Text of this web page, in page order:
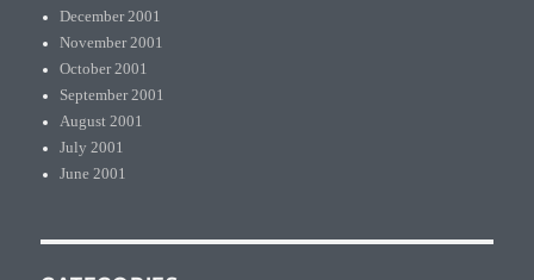
December 2001
November 2001
October 2001
September 2001
August 2001
July 2001
June 2001